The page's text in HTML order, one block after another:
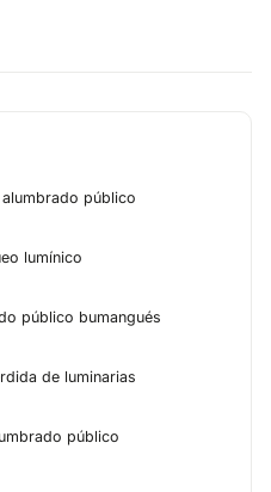
público
lumínico
público bumangués
de luminarias
público